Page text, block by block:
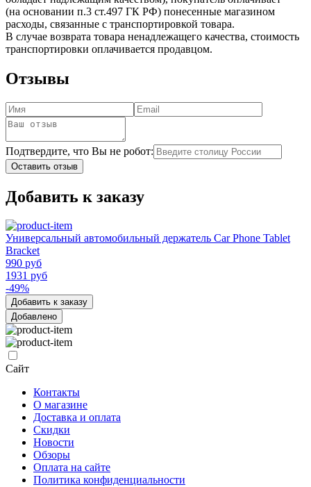
(на основании п.3 ст.497 ГК РФ) понесенные магазином
расходы, связанные с транспортировкой товара.
В случае возврата товара ненадлежащего качества, стоимость
транспортировки оплачивается продавцом.
Отзывы
Подтвердите, что Вы не робот:
Оставить отзыв
Добавить к заказу
Универсальный автомобильный держатель Car Phone Tablet
Bracket
990 руб
1931 руб
-49%
Добавить к заказу
Добавлено
Сайт
Контакты
О магазине
Доставка и оплата
Скидки
Новости
Обзоры
Оплата на сайте
Политика конфиденциальности